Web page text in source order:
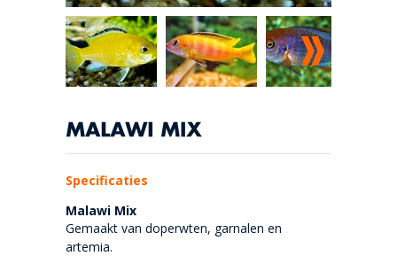
Specificaties
Malawi Mix
Gemaakt van doperwten, garnalen en
artemia.